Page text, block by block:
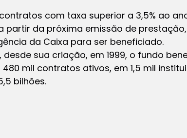
com taxa superior a 3,5% ao
partir da próxima emissão de
da Caixa para ser beneficiado.
sua criação, em 1999, o fundo
mil contratos ativos, em 1,5 mil
bilhões.